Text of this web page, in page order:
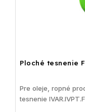
Ploché tesnenie
Pre oleje, ropné
tesnenie